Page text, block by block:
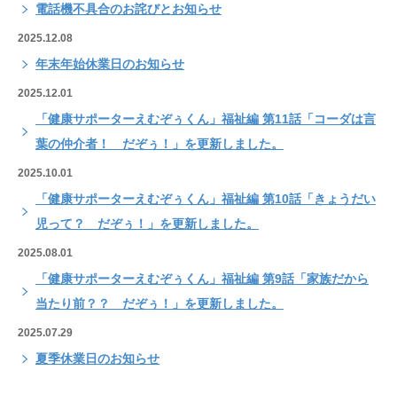
電話機不具合のお詫びとお知らせ
2025.12.08
年末年始休業日のお知らせ
2025.12.01
「健康サポーターえむぞぅくん」福祉編 第11話「コーダは言
葉の仲介者！ だぞぅ！」を更新しました。
2025.10.01
「健康サポーターえむぞぅくん」福祉編 第10話「きょうだい
児って？ だぞぅ！」を更新しました。
2025.08.01
「健康サポーターえむぞぅくん」福祉編 第9話「家族だから
当たり前？？ だぞぅ！」を更新しました。
2025.07.29
夏季休業日のお知らせ